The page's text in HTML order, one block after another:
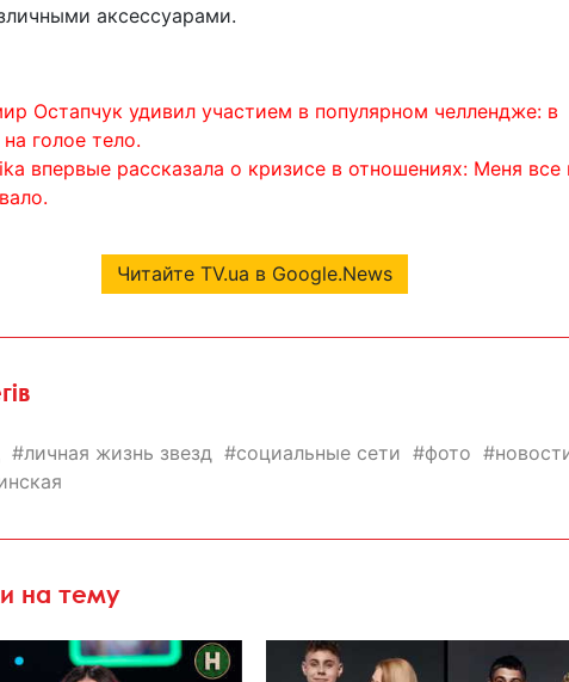
аксессуарами.
Остапчук удивил участием в популярном челлендже: в
голое тело.
впервые рассказала о кризисе в отношениях: Меня все
Читайте TV.ua в Google.News
личная жизнь звезд социальные сети фото
на тему